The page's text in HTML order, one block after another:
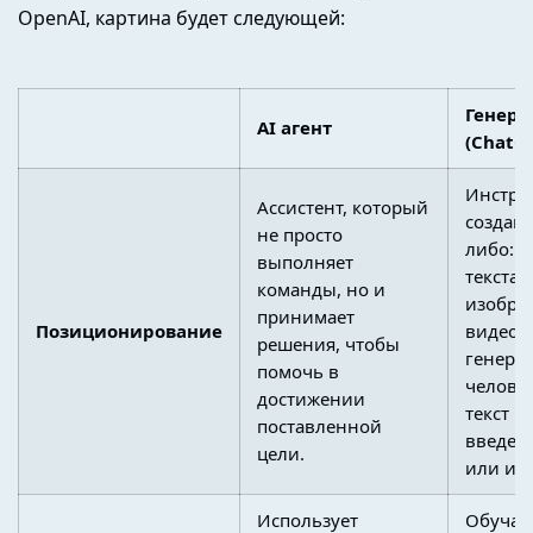
OpenAI, картина будет следующей:
AI агент
Позиционирование
Ассистент, который
не просто
выполняет
команды, но и
принимает
решения, чтобы
помочь в
достижении
поставленной
цели.
либо:
текста,
видео.
текст
или
Использует